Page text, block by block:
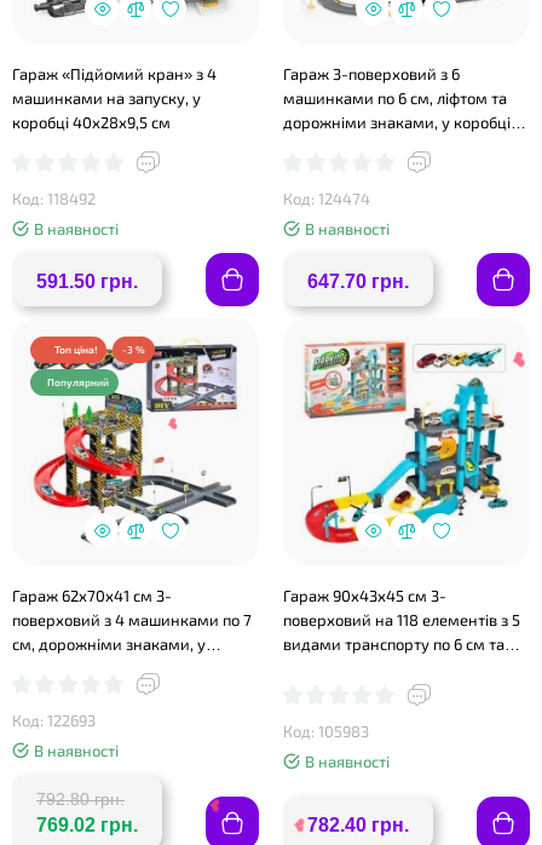
Гараж «Підйомий кран» з 4
машинками на запуску, у
коробці 40х28х9,5 см
Код: 118492
В наявності
591.50 грн.
Гараж 3-поверховий з 6
машинками по 6 см, ліфтом та
дорожніми знаками, у коробці
Код: 124474
В наявності
647.70 грн.
Топ ціна! -3 %
Популярний
Гараж 62х70х41 см 3-
поверховий з 4 машинками по 7
см, дорожніми знаками, у
Код: 122693
В наявності
792.80 грн.
769.02 грн.
Гараж 90х43х45 см 3-
поверховий на 118 елементів з 5
видами транспорту по 6 см та
Код: 105983
В наявності
782.40 грн.